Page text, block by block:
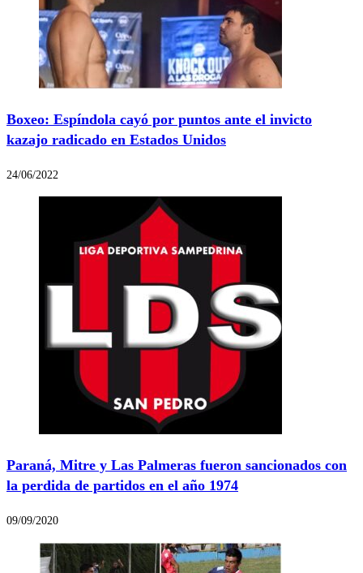
Boxeo: Espíndola cayó por puntos ante el invicto
kazajo radicado en Estados Unidos
24/06/2022
Paraná, Mitre y Las Palmeras fueron sancionados con
la perdida de partidos en el año 1974
09/09/2020